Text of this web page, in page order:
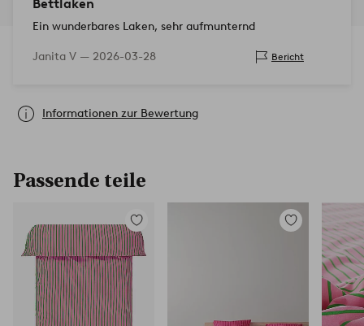
Bettlaken
Ein wunderbares Laken, sehr aufmunternd
Janita V — 2026-03-28 Bericht
Informationen zur Bewertung
Passende teile
Zu
Favoriten
hinzufügen
Zu
Favoriten
hinzufügen